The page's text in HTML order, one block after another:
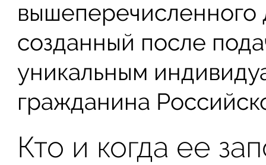
вышеперечисленного
созданный после
уникальным
гражданина
Кто и когда ее